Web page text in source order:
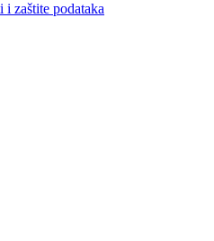
zaštite podataka